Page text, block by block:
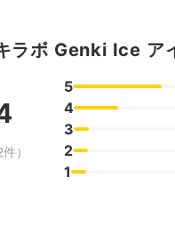
ラボ Genki Ice ア
件）
5
4
3
2
1